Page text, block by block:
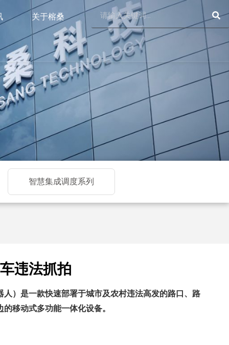
关于榕桑
Search
智慧集成调度系列
违法抓拍
）是一款快速部署于城市及农村违法高发的路口、路
的移动式多功能一体化设备。